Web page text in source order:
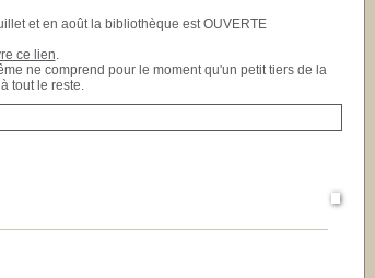
et en août la bibliothèque est OUVERTE
ce lien.
ne comprend pour le moment qu'un petit tiers de la
tout le reste.